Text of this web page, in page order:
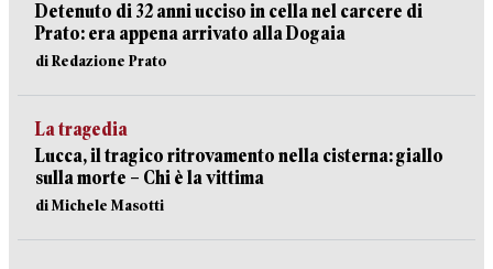
Detenuto di 32 anni ucciso in cella nel carcere di
Prato: era appena arrivato alla Dogaia
di Redazione Prato
La tragedia
Lucca, il tragico ritrovamento nella cisterna: giallo
sulla morte – Chi è la vittima
di Michele Masotti